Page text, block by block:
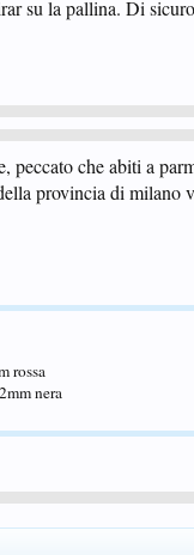
su la pallina. Di
peccato che abiti a
provincia di milano
rossa
nera